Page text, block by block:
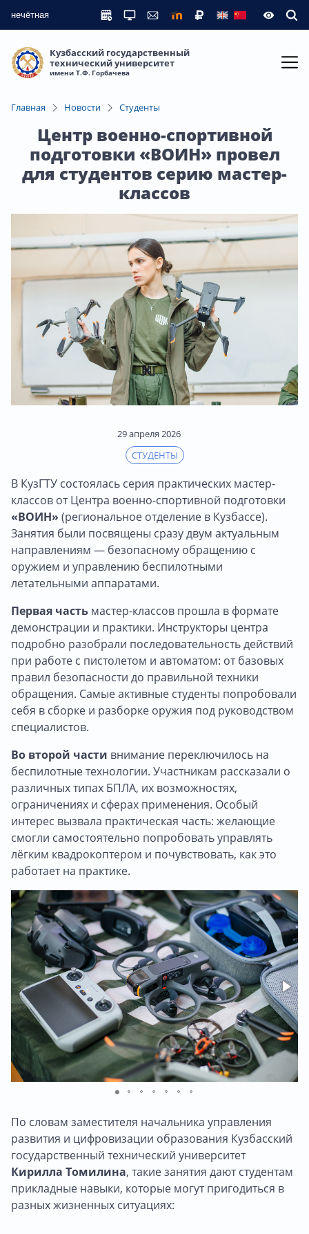
нечётная
Кузбасский государственный
технический университет
имени Т.Ф. Горбачева
Главная Новости Студенты
Центр военно-спортивной
подготовки «ВОИН» провел
для студентов серию мастер-
классов
29 апреля 2026
СТУДЕНТЫ
В КузГТУ состоялась серия практических мастер-
классов от Центра военно-спортивной подготовки
«ВОИН» (региональное отделение в Кузбассе).
Занятия были посвящены сразу двум актуальным
направлениям — безопасному обращению с
оружием и управлению беспилотными
летательными аппаратами.
Первая часть мастер-классов прошла в формате
демонстрации и практики. Инструкторы центра
подробно разобрали последовательность действий
при работе с пистолетом и автоматом: от базовых
правил безопасности до правильной техники
обращения. Самые активные студенты попробовали
себя в сборке и разборке оружия под руководством
специалистов.
Во второй части внимание переключилось на
беспилотные технологии. Участникам рассказали о
различных типах БПЛА, их возможностях,
ограничениях и сферах применения. Особый
интерес вызвала практическая часть: желающие
смогли самостоятельно попробовать управлять
лёгким квадрокоптером и почувствовать, как это
работает на практике.
По словам заместителя начальника управления
развития и цифровизации образования Кузбасский
государственный технический университет
Кирилла Томилина, такие занятия дают студентам
прикладные навыки, которые могут пригодиться в
разных жизненных ситуациях: